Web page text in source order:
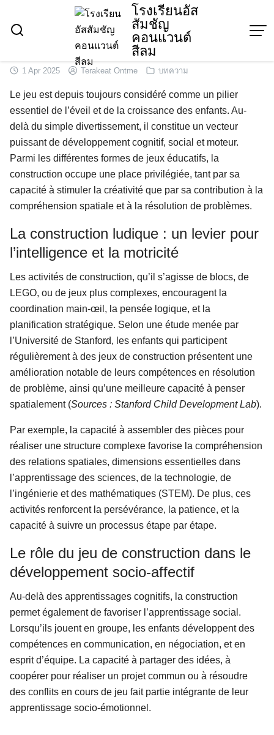
content
โรงเรียนอัส
สัมชัญ
คอนแวนต์
สีลม
1 Apr 2025 Terakeat Ontme บทความ
Le jeu est depuis toujours considéré comme un pilier
essentiel de l’éveil et de la croissance des enfants. Au-
delà du simple divertissement, il constitue un vecteur
puissant de développement cognitif, social et moteur.
Parmi les différentes formes de jeux éducatifs, la
construction occupe une place privilégiée, tant par sa
capacité à stimuler la créativité que par sa contribution à la
compréhension spatiale et à la résolution de problèmes.
La construction ludique : un levier pour
l’intelligence et la motricité
Les activités de construction, qu’il s’agisse de blocs, de
LEGO, ou de jeux plus complexes, encouragent la
coordination main-œil, la pensée logique, et la
planification stratégique. Selon une étude menée par
l’Université de Stanford, les enfants qui participent
régulièrement à des jeux de construction présentent une
amélioration notable de leurs compétences en résolution
de problème, ainsi qu’une meilleure capacité à penser
spatialement (Sources : Stanford Child Development Lab).
Par exemple, la capacité à assembler des pièces pour
réaliser une structure complexe favorise la compréhension
des relations spatiales, dimensions essentielles dans
l’apprentissage des sciences, de la technologie, de
l’ingénierie et des mathématiques (STEM). De plus, ces
activités renforcent la persévérance, la patience, et la
capacité à suivre un processus étape par étape.
Le rôle du jeu de construction dans le
développement socio-affectif
Au-delà des apprentissages cognitifs, la construction
permet également de favoriser l’apprentissage social.
Lorsqu’ils jouent en groupe, les enfants développent des
compétences en communication, en négociation, et en
esprit d’équipe. La capacité à partager des idées, à
coopérer pour réaliser un projet commun ou à résoudre
des conflits en cours de jeu fait partie intégrante de leur
apprentissage socio-émotionnel.